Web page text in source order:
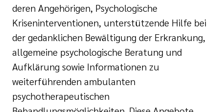
deren Angehörigen, Psychologische
Kriseninterventionen, unterstützende Hilfe bei
der gedanklichen Bewältigung der Erkrankung,
allgemeine psychologische Beratung und
Aufklärung sowie Informationen zu
weiterführenden ambulanten
psychotherapeutischen